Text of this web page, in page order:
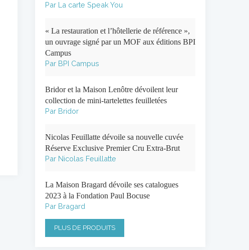
Par La carte Speak You
« La restauration et l’hôtellerie de référence »,
un ouvrage signé par un MOF aux éditions BPI
Campus
Par BPI Campus
Bridor et la Maison Lenôtre dévoilent leur
collection de mini-tartelettes feuilletées
Par Bridor
Nicolas Feuillatte dévoile sa nouvelle cuvée
Réserve Exclusive Premier Cru Extra-Brut
Par Nicolas Feuillatte
La Maison Bragard dévoile ses catalogues
2023 à la Fondation Paul Bocuse
Par Bragard
PLUS DE PRODUITS